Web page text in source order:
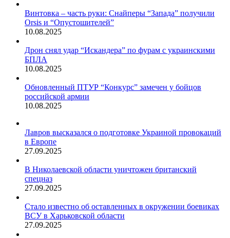
Винтовка – часть руки: Снайперы “Запада” получили
Orsis и “Опустошителей”
10.08.2025
Дрон снял удар “Искандера” по фурам с украинскими
БПЛА
10.08.2025
Обновленный ПТУР “Конкурс” замечен у бойцов
российской армии
10.08.2025
Лавров высказался о подготовке Украиной провокаций
в Европе
27.09.2025
В Николаевской области уничтожен британский
спецназ
27.09.2025
Стало известно об оставленных в окружении боевиках
ВСУ в Харьковской области
27.09.2025